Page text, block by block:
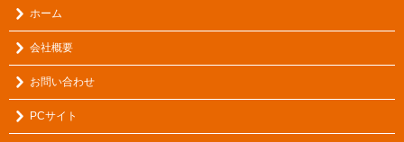
ホーム
会社概要
お問い合わせ
PCサイト